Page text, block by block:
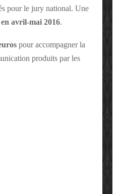
pour le jury national. Une
avril-mai 2016.
pour accompagner la
produits par les